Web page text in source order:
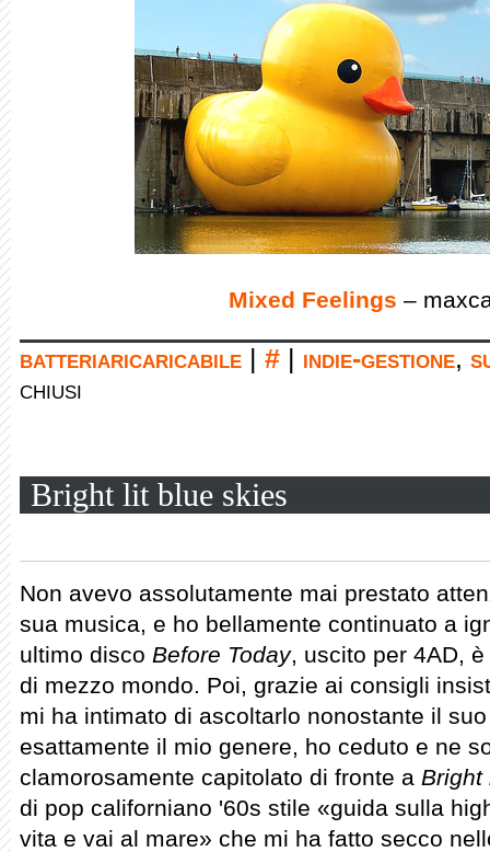
Mixed Feelings –
batteriaricaricabile # indie-gestione,
chiusi
Bright lit blue skies
Non avevo assolutamente mai prestato
sua musica, e ho bellamente continuato a
ultimo disco Before Today, uscito per 4AD,
di mezzo mondo. Poi, grazie ai consigli
mi ha intimato di ascoltarlo nonostante il
esattamente il mio genere, ho ceduto e ne
clamorosamente capitolato di fronte a Bright
di pop californiano '60s stile «guida sulla
vita e vai al mare» che mi ha fatto secco